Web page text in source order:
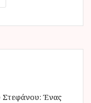
Στεφάνου: Ένας